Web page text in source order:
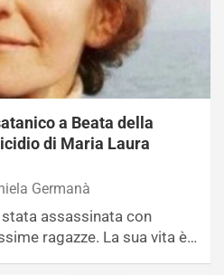
a Beata della
di Maria Laura
Germanà
assassinata con
ragazze. La sua vita è…